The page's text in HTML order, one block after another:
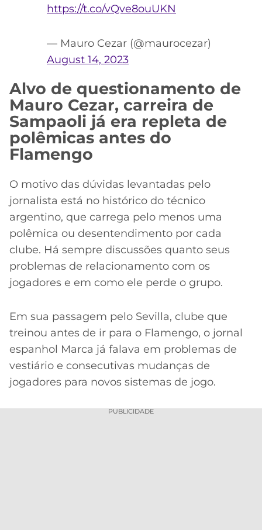
https://t.co/vQve8ouUKN
— Mauro Cezar (@maurocezar)
August 14, 2023
Alvo de questionamento de
Mauro Cezar, carreira de
Sampaoli já era repleta de
polêmicas antes do
Flamengo
O motivo das dúvidas levantadas pelo
jornalista está no histórico do técnico
argentino, que carrega pelo menos uma
polêmica ou desentendimento por cada
clube. Há sempre discussões quanto seus
problemas de relacionamento com os
jogadores e em como ele perde o grupo.
Em sua passagem pelo Sevilla, clube que
treinou antes de ir para o Flamengo, o jornal
espanhol Marca já falava em problemas de
vestiário e consecutivas mudanças de
jogadores para novos sistemas de jogo.
PUBLICIDADE